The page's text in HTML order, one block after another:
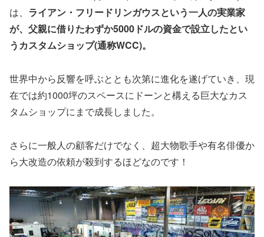
は、 ライアン・フリードリンガウスという一人の実業家
が、父親に借りたわずか5000ドルの資金で設立したとい
うカスタムショップ(通称WCC)。
世界中から反響を呼ぶととも次第に進化を遂げていき、現
在では約1000坪のスペースにドーンと構える巨大なカス
タムショップにまで成長しました。
さらに一般人の顧客だけでなく、超大物歌手や有名俳優か
ら大改造の依頼が殺到するほどなのです！